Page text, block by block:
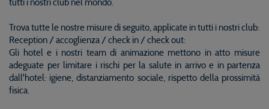
Trova tutte le nostre misure di seguito, applicate in tutti i nostri club:
Reception / accoglienza / check in / check out:
Gli hotel e i nostri team di animazione mettono in atto misure
adeguate per limitare i rischi per la salute in arrivo e in partenza
dall'hotel: igiene, distanziamento sociale, rispetto della prossimità
fisica.